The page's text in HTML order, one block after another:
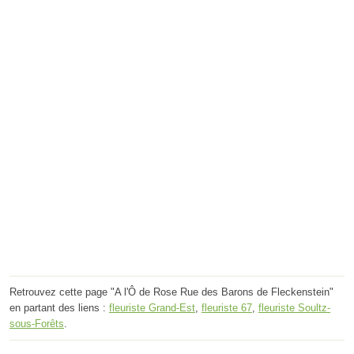
Retrouvez cette page "A l'Ô de Rose Rue des Barons de Fleckenstein"
en partant des liens : fleuriste Grand-Est fleuriste 67 fleuriste Soultz-
sous-Forêts